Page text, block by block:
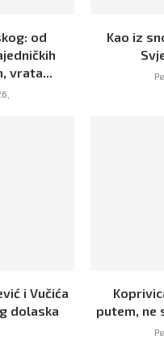
od
vrata...
Kao iz
i Vučića
dolaska
putem, ne